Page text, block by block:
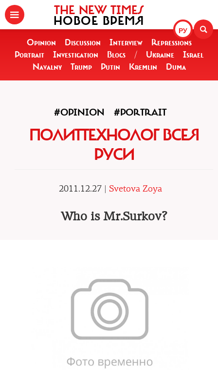
РУ
THE NEW TIMES
НОВОЕ ВРЕМЯ
Opinion Discussion Interview
Repressions
Portrait
Investigation Blogs / Ukraine
Israel
Navalny
Trump Putin Kremlin Duma
#OPINION #PORTRAIT
ПОЛИТТЕХНОЛОГ ВСЕЯ
РУСИ
2011.12.27 | Svetova Zoya
Who is Mr.Surkov?